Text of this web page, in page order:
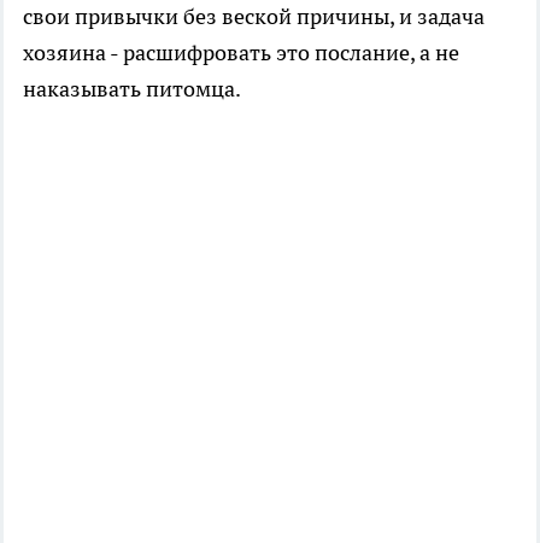
свои привычки без веской причины, и задача
хозяина - расшифровать это послание, а не
наказывать питомца.